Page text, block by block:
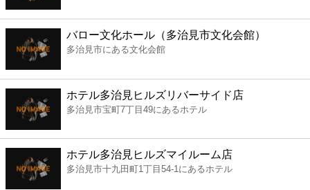
スーパー
エンタメ
レジャー
書店
ファミレス
バロー文化ホール（多治見市文化会館）
多治見市にある文化会館
ホテル多治見ヒルズリバーサイド店
多治見市宝町7丁目49にあるホテル
ホテル多治見ヒルズマイルーム店
多治見市十九田町1丁目54-1にあるホテル